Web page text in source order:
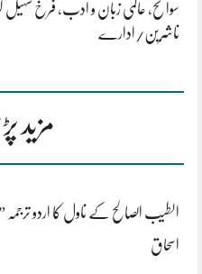
سوانح، عالمی زبان و ادب، فرخ سہیل
ناشرین/ادارے
مزید
الطیب الصالح کے ناول کا اردو
اسحاق